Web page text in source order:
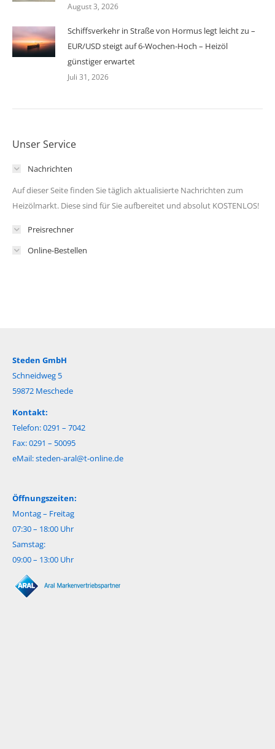
August 3, 2026
Schiffsverkehr in Straße von Hormus legt leicht zu –
EUR/USD steigt auf 6-Wochen-Hoch – Heizöl
günstiger erwartet
Juli 31, 2026
Unser Service
Nachrichten
Auf dieser Seite finden Sie täglich aktualisierte Nachrichten zum
Heizölmarkt. Diese sind für Sie aufbereitet und absolut KOSTENLOS!
Preisrechner
Online-Bestellen
Steden GmbH
Schneidweg 5
59872 Meschede
Kontakt:
Telefon: 0291 – 7042
Fax: 0291 – 50095
eMail:steden-aral@t-online.de
Öffnungszeiten:
Montag – Freitag
07:30 – 18:00 Uhr
Samstag:
09:00 – 13:00 Uhr